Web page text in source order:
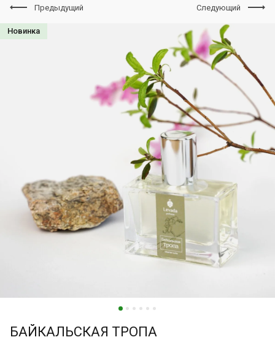
Предыдущий Следующий
Новинка
БАЙКАЛЬСКАЯ ТРОПА